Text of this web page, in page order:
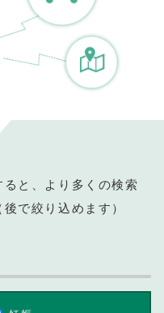
と、より多くの検索
で絞り込めます）